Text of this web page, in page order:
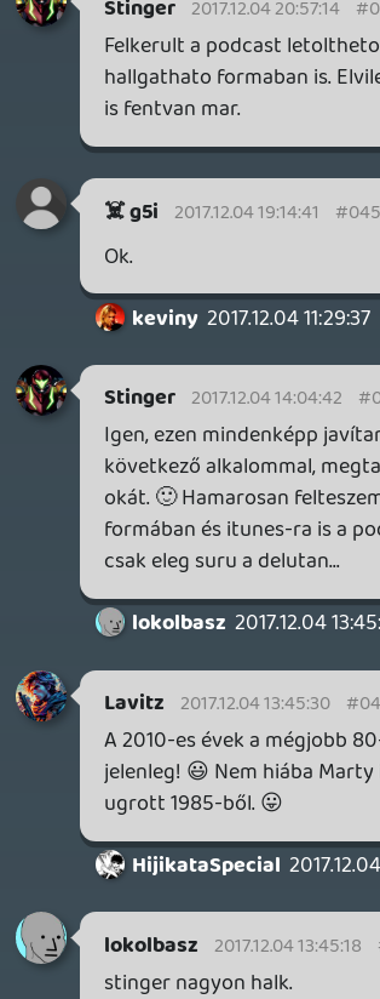
Rick Dangerous 2017.12.04 12:40:02
#045k8
Az elejen nem volt vilagos, reptile vagy
keviny beszel-e (Stinger, mint tkp
musorvezeto egyertelmu volt), de amint
elhangzott a "skorpiNYo" szo, rogton
keviny 2017.12.04 11:29:37
keviny
Valaki adna hozzájuk elérhetőséget, már
emelném is fel a telefont!
Doom 2017.12.04 11:56:18
Doom 2017.12.04 11:56:18 #045k6
A You Killed in Africa fejlesztőjét simán
meghívhatnátok egyszer. 😃
keviny 2017.12.04 11:29:37
keviny
Ó, ez viszonylag egyszerű: _MINDEN_
Bonus Stage podkesztben Reptile, Stinger
és rosszmagam beszélünk. Ha esetleg lesz
vendégszereplő - mert hogy tervezünk a
jövőre nézve ilyet is - akkor Ő mindenképp
fel lesz tüntetve.
☠️ g5i 2017.12.03 22:16:18
zaz 2017.12.04 11:23:09 #045k4
Feliratkoztam!
Lavitz 2017.12.04 11:19:38 #045k3
Jó volt hajrá csak így tovább! 🙂